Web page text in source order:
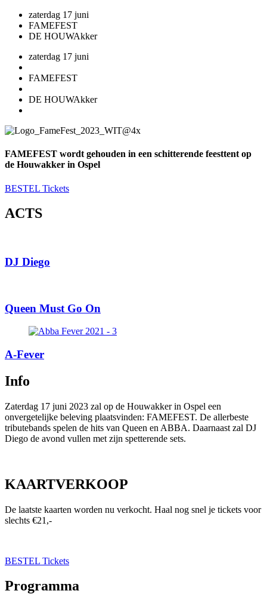
zaterdag 17 juni
FAMEFEST
DE HOUWAkker
zaterdag 17 juni
FAMEFEST
DE HOUWAkker
FAMEFEST wordt gehouden in een schitterende feesttent op
de Houwakker in Ospel
BESTEL Tickets
ACTS
DJ Diego
Queen Must Go On
A-Fever
Info
Zaterdag 17 juni 2023 zal op de Houwakker in Ospel een
onvergetelijke beleving plaatsvinden: FAMEFEST. De allerbeste
tributebands spelen de hits van Queen en ABBA. Daarnaast zal DJ
Diego de avond vullen met zijn spetterende sets.
KAARTVERKOOP
De laatste kaarten worden nu verkocht. Haal nog snel je tickets voor
slechts €21,-
BESTEL Tickets
Programma